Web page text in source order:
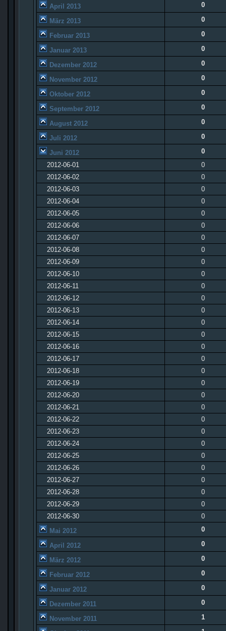
April 2013 0
März 2013 0
Februar 2013 0
Januar 2013 0
Dezember 2012 0
November 2012 0
Oktober 2012 0
September 2012 0
August 2012 0
Juli 2012 0
Juni 2012
0
2012-06-01
0
2012-06-02
0
2012-06-03
0
2012-06-04
0
2012-06-05
0
2012-06-06
0
2012-06-07
0
2012-06-08
0
2012-06-09
0
2012-06-10
0
2012-06-11
0
2012-06-12
0
2012-06-13
0
2012-06-14
0
2012-06-15
0
2012-06-16
0
2012-06-17
0
2012-06-18
0
2012-06-19
0
2012-06-20
0
2012-06-21
0
2012-06-22
0
2012-06-23
0
2012-06-24
0
2012-06-25
0
2012-06-26
0
2012-06-27
0
2012-06-28
0
2012-06-29
0
2012-06-30
0
Mai 2012
0
April 2012 0
März 2012 0
Februar 2012 0
Januar 2012 0
Dezember 2011 0
November 2011 1